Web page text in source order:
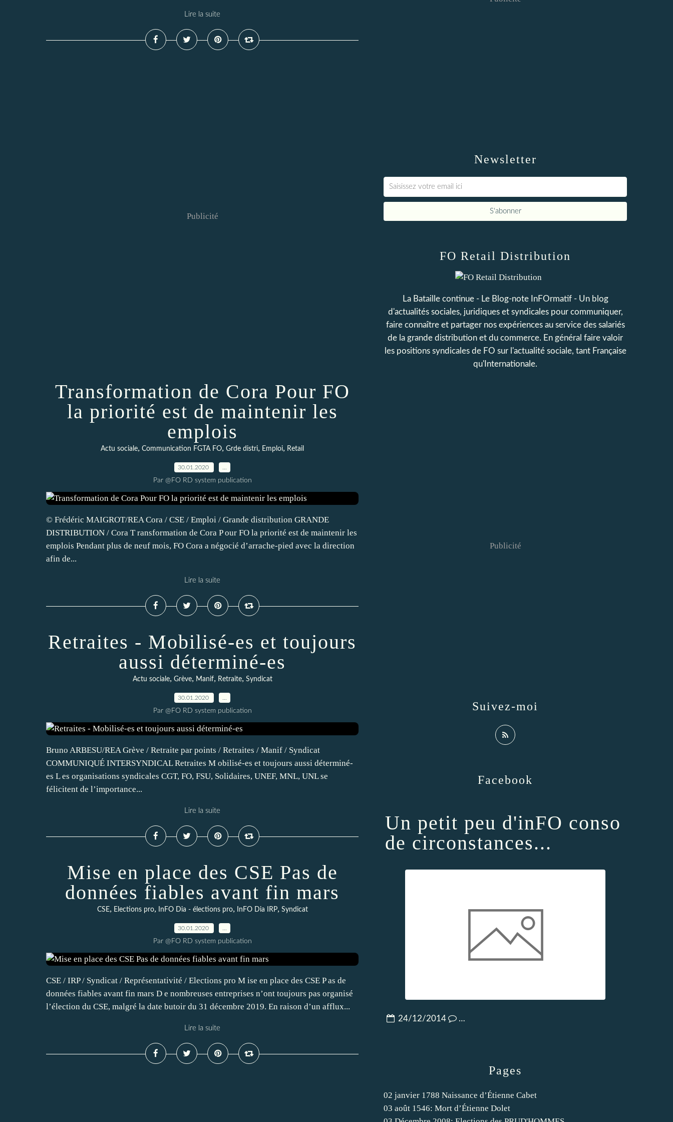
Lire la suite
Publicité
Transformation de Cora Pour FO
la priorité est de maintenir les
emplois
Actu sociale, Communication FGTA FO, Grde distri, Emploi, Retail
30.01.2020
Par @FO RD system publication
© Frédéric MAIGROT/REA Cora / CSE / Emploi / Grande distribution GRANDE
DISTRIBUTION / Cora T ransformation de Cora P our FO la priorité est de maintenir les
emplois Pendant plus de neuf mois, FO Cora a négocié d’arrache-pied avec la direction
afin de...
Lire la suite
Retraites - Mobilisé-es et toujours
aussi déterminé-es
Actu sociale, Grève, Manif, Retraite, Syndicat
30.01.2020
Par @FO RD system publication
Bruno ARBESU/REA Grève / Retraite par points / Retraites / Manif / Syndicat
COMMUNIQUÉ INTERSYNDICAL Retraites M obilisé-es et toujours aussi déterminé-
es L es organisations syndicales CGT, FO, FSU, Solidaires, UNEF, MNL, UNL se
félicitent de l’importance...
Lire la suite
Mise en place des CSE Pas de
données fiables avant fin mars
CSE, Elections pro, InFO Dia - élections pro, InFO Dia IRP, Syndicat
30.01.2020
Par @FO RD system publication
CSE / IRP / Syndicat / Représentativité / Elections pro M ise en place des CSE P as de
données fiables avant fin mars D e nombreuses entreprises n’ont toujours pas organisé
l’élection du CSE, malgré la date butoir du 31 décembre 2019. En raison d’un afflux...
Lire la suite
Newsletter
Pages
02 janvier 1788 Naissance d’Étienne Cabet
03 août 1546: Mort d’Étienne Dolet
FO Retail Distribution
La Bataille continue - Le Blog-note InFOrmatif - Un blog
d'actualités sociales, juridiques et syndicales pour communiquer,
faire connaître et partager nos expériences au service des salariés
de la grande distribution et du commerce. En général faire valoir
les positions syndicales de FO sur l'actualité sociale, tant Française
qu'Internationale.
Suivez-moi
Facebook
Un petit peu d'inFO conso
de circonstances...
24/12/2014 …
Publicité